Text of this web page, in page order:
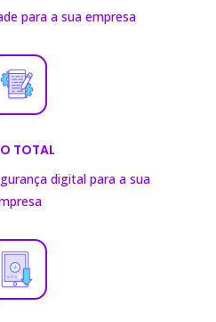
para a sua empresa
TOTAL
digital para a sua